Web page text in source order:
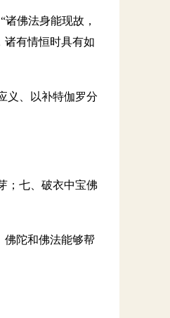
佛法身能现故，
诸有情恒时具有如
义、以补特伽罗分
；七、破衣中宝佛
佛陀和佛法能够帮